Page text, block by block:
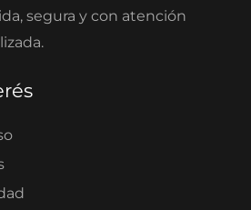
segura y con atención